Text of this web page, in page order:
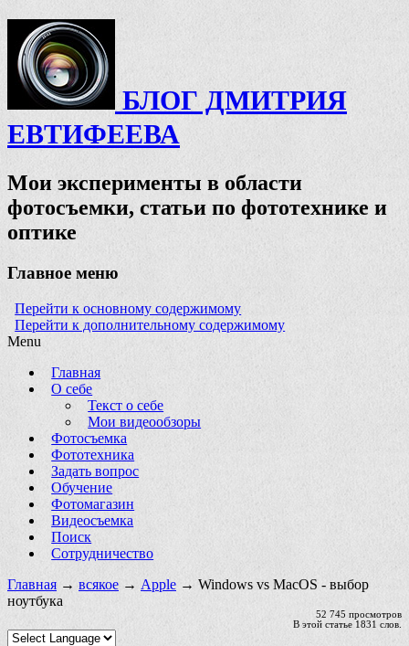
БЛОГ ДМИТРИЯ
ЕВТИФЕЕВА
Мои эксперименты в области
фотосъемки, статьи по фототехнике и
оптике
Главное меню
Перейти к основному содержимому
Перейти к дополнительному содержимому
Menu
Главная
О себе
Текст о себе
Мои видеообзоры
Фотосъемка
Фототехника
Задать вопрос
Обучение
Фотомагазин
Видеосъемка
Поиск
Сотрудничество
Главная → всякое → Apple → Windows vs MacOS - выбор
ноутбука
52 745 просмотров
В этой статье 1831 слов.